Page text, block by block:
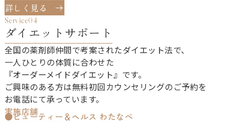
詳しく見る
Service04
ダイエットサポート
全国の​薬剤師仲間で​考案された​ダイエット法で、
一人​ひとりの​体質に​合わせた​
『オーダーメイドダイエット』です。
ご興味の​ある方は​無料初回カウンセリングの​ご予約を​
お電話にて​承っています。
実施店舗
ビューティー＆ヘルス わたなべ